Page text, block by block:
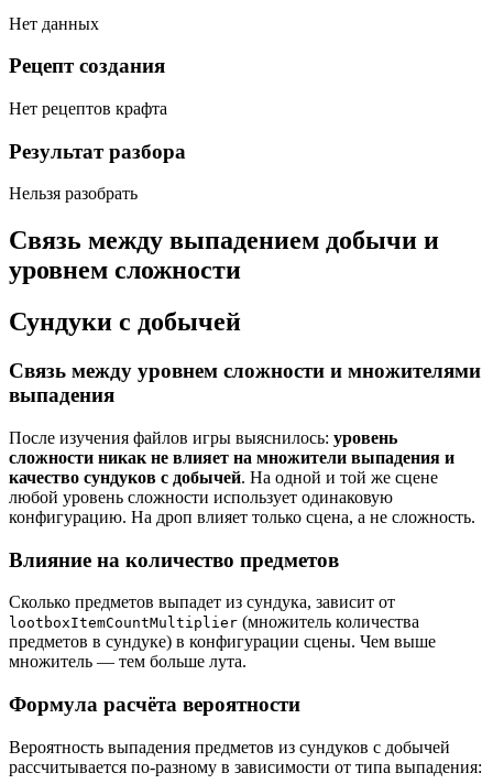
Нет данных
Рецепт создания
Нет рецептов крафта
Результат разбора
Нельзя разобрать
Связь между выпадением добычи и
уровнем сложности
Сундуки с добычей
Связь между уровнем сложности и множителями
выпадения
После изучения файлов игры выяснилось: уровень
сложности никак не влияет на множители выпадения и
качество сундуков с добычей. На одной и той же сцене
любой уровень сложности использует одинаковую
конфигурацию. На дроп влияет только сцена, а не сложность.
Влияние на количество предметов
Сколько предметов выпадет из сундука, зависит от
lootboxItemCountMultiplier (множитель количества
предметов в сундуке) в конфигурации сцены. Чем выше
множитель — тем больше лута.
Формула расчёта вероятности
Вероятность выпадения предметов из сундуков с добычей
рассчитывается по-разному в зависимости от типа выпадения: